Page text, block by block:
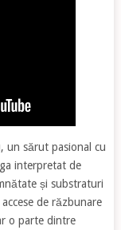
un sărut pasional cu
interpretat de
și substraturi
de răzbunare
o parte dintre